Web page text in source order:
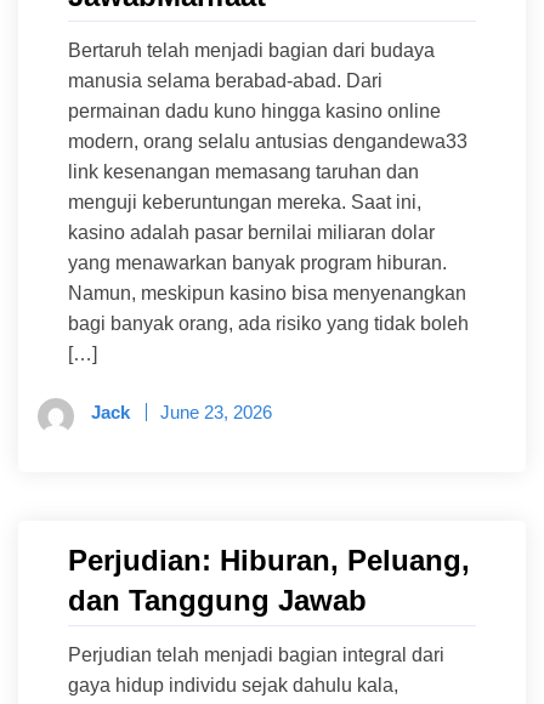
Bertaruh telah menjadi bagian dari budaya
manusia selama berabad-abad. Dari
permainan dadu kuno hingga kasino online
modern, orang selalu antusias dengandewa33
link kesenangan memasang taruhan dan
menguji keberuntungan mereka. Saat ini,
kasino adalah pasar bernilai miliaran dolar
yang menawarkan banyak program hiburan.
Namun, meskipun kasino bisa menyenangkan
bagi banyak orang, ada risiko yang tidak boleh
[…]
Jack June 23, 2026
Perjudian: Hiburan, Peluang,
dan Tanggung Jawab
Perjudian telah menjadi bagian integral dari
gaya hidup individu sejak dahulu kala,